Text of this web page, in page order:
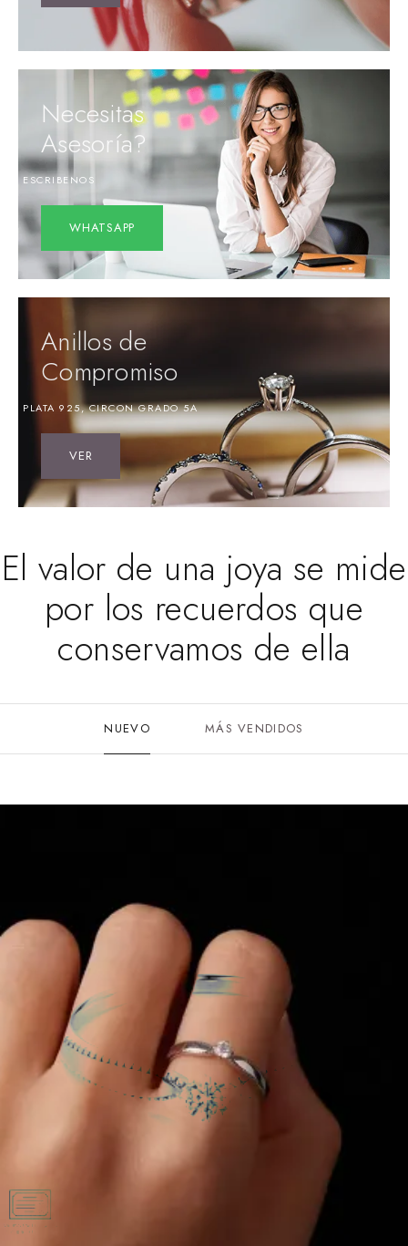
Necesitas
Asesoría?
ESCRIBENOS
WHATSAPP
Anillos de
Compromiso
PLATA 925, CIRCON GRADO 5A
VER
El valor de una joya se mide
por los recuerdos que
conservamos de ella
NUEVO MÁS VENDIDOS